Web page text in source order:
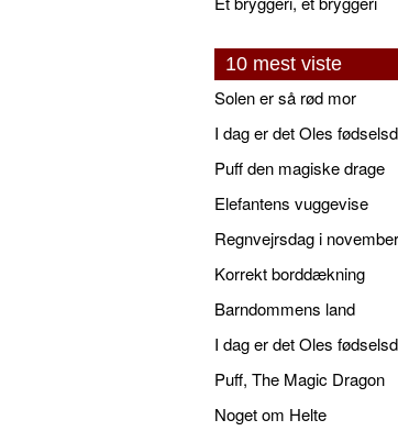
10 mest viste
Solen er så rød mor
I dag er det Oles
Puff den magiske drage
Elefantens vuggevise
Regnvejrsdag i november
Korrekt borddækning
Barndommens land
I dag er det Oles
Puff, The Magic Dragon
Noget om Helte